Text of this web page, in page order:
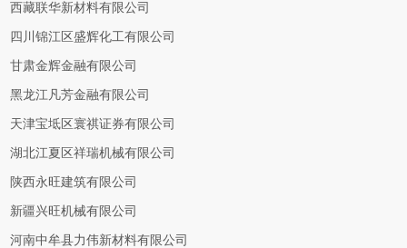
西藏联华新材料有限公司
四川锦江区盛辉化工有限公司
甘肃金辉金融有限公司
黑龙江凡芳金融有限公司
天津宝坻区寰祺证券有限公司
湖北江夏区祥瑞机械有限公司
陕西永旺建筑有限公司
新疆兴旺机械有限公司
河南中牟县力伟新材料有限公司